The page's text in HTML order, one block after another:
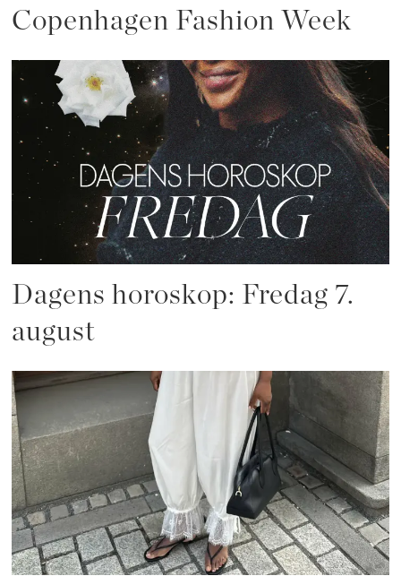
Copenhagen Fashion Week
Dagens horoskop: Fredag 7.
august